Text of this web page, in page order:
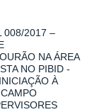
008/2017 –
NA ÁREA
NO PIBID -
À